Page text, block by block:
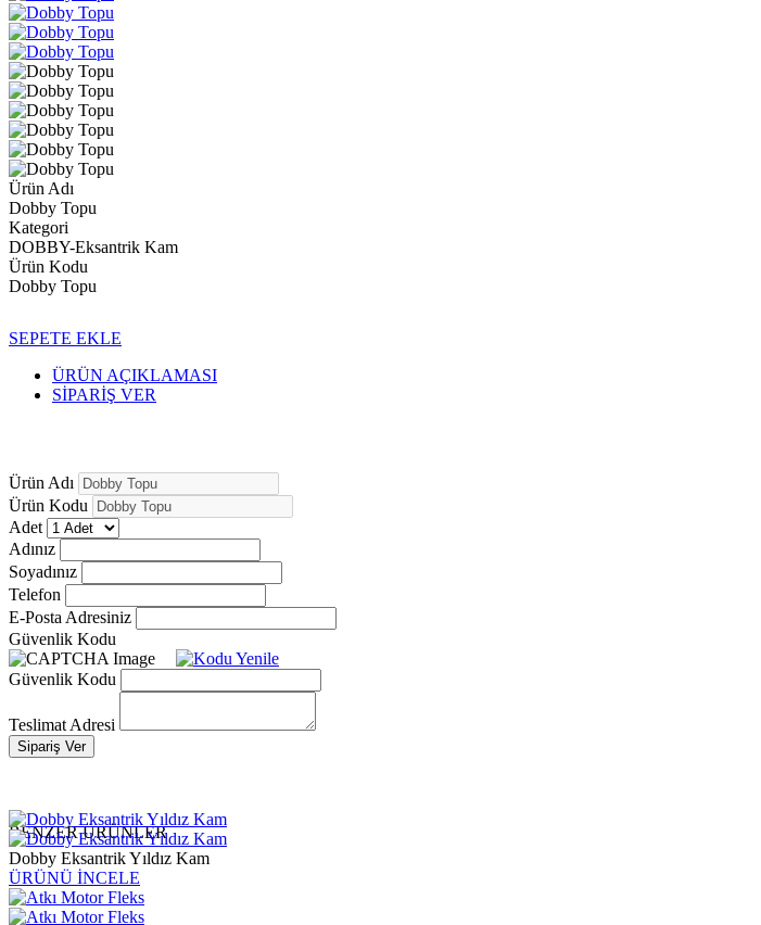
Ürün Adı
Dobby Topu
Kategori
DOBBY-Eksantrik Kam
Ürün Kodu
Dobby Topu
SEPETE EKLE
ÜRÜN AÇIKLAMASI
SİPARİŞ VER
Ürün Adı
Ürün Kodu
Adet
Adınız
Soyadınız
Telefon
E-Posta Adresiniz
Güvenlik Kodu
Güvenlik Kodu
Teslimat Adresi
Sipariş Ver
BENZER ÜRÜNLER
Dobby Eksantrik Yıldız Kam
ÜRÜNÜ İNCELE